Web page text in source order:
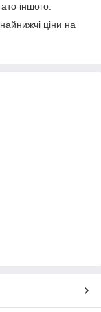
іншого.
ціни на